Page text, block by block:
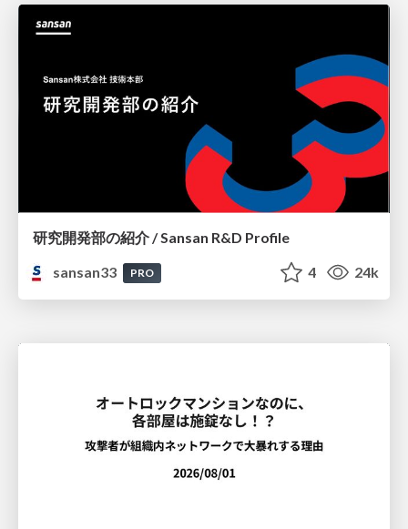
研究開発部の紹介 / Sansan R&D Profile
sansan33
PRO 4 24k